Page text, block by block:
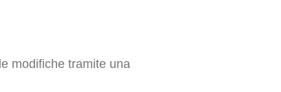
modifiche tramite una